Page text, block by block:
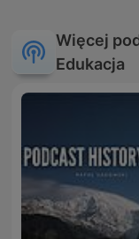
Więcej
Edukacja